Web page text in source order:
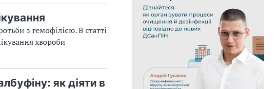
з гемофілією. В статті
хвороби
як діяти в